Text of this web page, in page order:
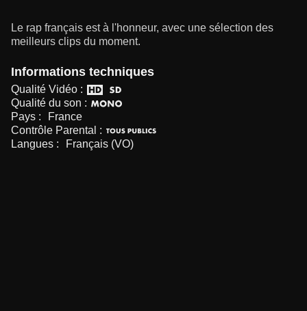
Le rap français est à l'honneur, avec une sélection des
meilleurs clips du moment.
Informations techniques
Qualité Vidéo :
Qualité du son :
Pays :
France
Contrôle Parental :
Langues :
Français (VO)